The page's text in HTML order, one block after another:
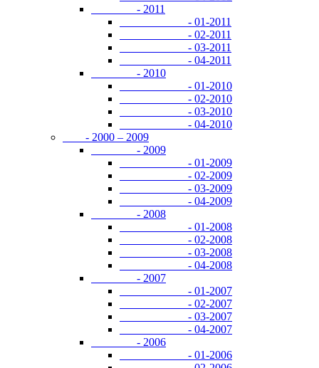
- 2011
- 01-2011
- 02-2011
- 03-2011
- 04-2011
- 2010
- 01-2010
- 02-2010
- 03-2010
- 04-2010
- 2000 – 2009
- 2009
- 01-2009
- 02-2009
- 03-2009
- 04-2009
- 2008
- 01-2008
- 02-2008
- 03-2008
- 04-2008
- 2007
- 01-2007
- 02-2007
- 03-2007
- 04-2007
- 2006
- 01-2006